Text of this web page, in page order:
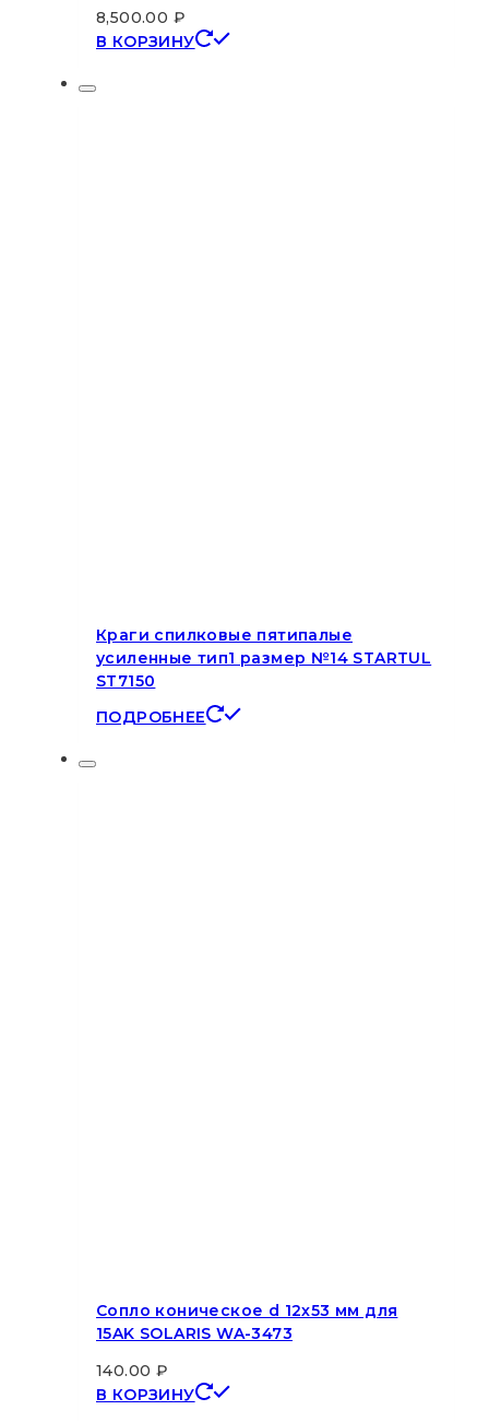
8,500.00 ₽
В КОРЗИНУ
Краги спилковые пятипалые
усиленные тип1 размер №14 STARTUL
ST7150
ПОДРОБНЕЕ
Сопло коническое d 12х53 мм для
15AK SOLARIS WA-3473
140.00 ₽
В КОРЗИНУ